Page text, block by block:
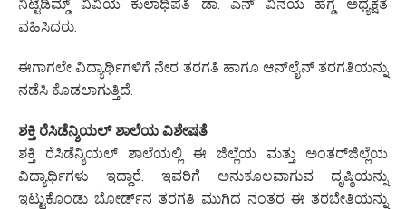
ನಿಟ್ಟೆಡಿಮ್ಡ್ ವಿವಿಯ ಕುಲಾಧಿಪತಿ ಡಾ. ಎನ್ ವಿನಯ ಹೆಗ್ಡೆ ಅಧ್ಯಕ್ಷತೆ
ವಹಿಸಿದರು.
ಈಗಾಗಲೇ ವಿದ್ಯಾರ್ಥಿಗಳಿಗೆ ನೇರ ತರಗತಿ ಹಾಗೂ ಆನ್‌ಲೈನ್‌ ತರಗತಿಯನ್ನು
ನಡೆಸಿ ಕೊಡಲಾಗುತ್ತಿದೆ.
ಶಕ್ತಿ ರೆಸಿಡೆನ್ಶಿಯಲ್ ಶಾಲೆಯ ವಿಶೇಷತೆ
ಶಕ್ತಿ ರೆಸಿಡೆನ್ಶಿಯಲ್ ಶಾಲೆಯಲ್ಲಿ ಈ ಜಿಲ್ಲೆಯ ಮತ್ತು ಅಂತರ್‌ಜಿಲ್ಲೆಯ
ವಿದ್ಯಾರ್ಥಿಗಳು ಇದ್ದಾರೆ. ಇವರಿಗೆ ಅನುಕೂಲವಾಗುವ ದೃಷ್ಠಿಯನ್ನು
ಇಟ್ಟುಕೊಂಡು ಬೋರ್ಡ್‌ನ ತರಗತಿ ಮುಗಿದ ನಂತರ ಈ ತರಬೇತಿಯನ್ನು